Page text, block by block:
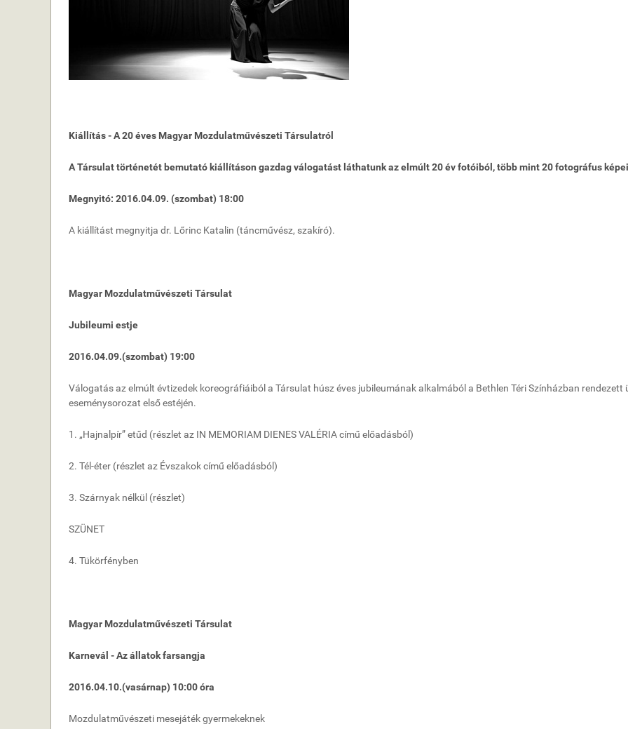
Kiállítás - A 20 éves Magyar Mozdulatművészeti Társulatról
A Társulat történetét bemutató kiállításon gazdag válogatást láthatunk az elmúlt 20 év fotóiból, több mint 20 fotográfus
Megnyitó: 2016.04.09. (szombat) 18:00
A kiállítást megnyitja dr. Lőrinc Katalin (táncművész, szakíró).
Magyar Mozdulatművészeti Társulat
Jubileumi estje
2016.04.09.(szombat) 19:00
Válogatás az elmúlt évtizedek koreográfiáiból a Társulat húsz éves jubileumának alkalmából a Bethlen Téri Színházban rendezett
eseménysorozat első estéjén.
1. „Hajnalpír” etűd (részlet az IN MEMORIAM DIENES VALÉRIA című előadásból)
2. Tél-éter (részlet az Évszakok című előadásból)
3. Szárnyak nélkül (részlet)
SZÜNET
4. Tükörfényben
Magyar Mozdulatművészeti Társulat
Karnevál - Az állatok farsangja
2016.04.10.(vasárnap) 10:00 óra
Mozdulatművészeti mesejáték gyermekeknek